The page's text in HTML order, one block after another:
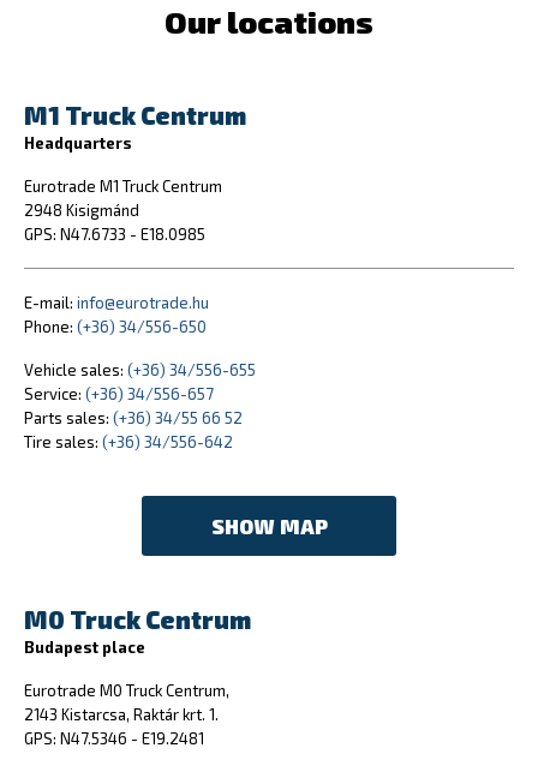
Our locations
M1 Truck Centrum
Headquarters
Eurotrade M1 Truck Centrum
2948 Kisigmánd
GPS: N47.6733 - E18.0985
E-mail: info@eurotrade.hu
Phone: (+36) 34/556-650
Vehicle sales: (+36) 34/556-655
Service: (+36) 34/556-657
Parts sales: (+36) 34/55 66 52
Tire sales: (+36) 34/556-642
SHOW MAP
M0 Truck Centrum
Budapest place
Eurotrade M0 Truck Centrum,
2143 Kistarcsa, Raktár krt. 1.
GPS: N47.5346 - E19.2481